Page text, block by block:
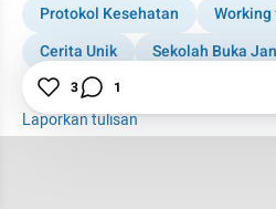
Protokol Kesehatan
Cerita Unik
Sekolah Buka
Home Living
Laporkan tulisan
3 1